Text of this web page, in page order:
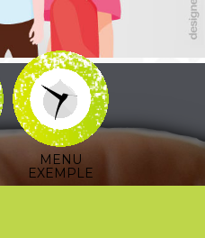
MENU
EXEMPLE